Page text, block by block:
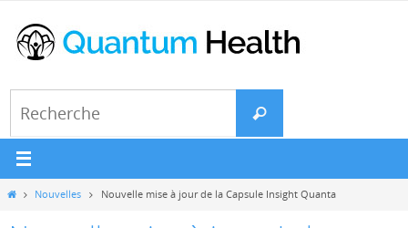
vers
Recherche
HomeNouvelles Nouvelle mise à jour de la Capsule Insight Quanta